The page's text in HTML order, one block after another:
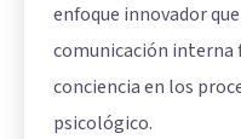
enfoque innovador
comunicación interna
conciencia en los
psicológico.